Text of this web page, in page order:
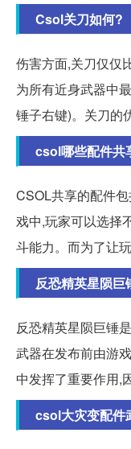
Csol关刀如何?
伤害方面,关刀仅仅
为所有近身武器中
锤子右键)。关刀的
csol哪些配件共
CSOL共享的配件
戏中,玩家可以选择
斗能力。而为了让
反恐精英星陨巨
反恐精英星陨巨锤
武器在发布前由游
中发挥了重要作用,
csol大灾变配件